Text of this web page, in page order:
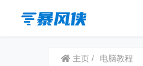
主页 电脑教程